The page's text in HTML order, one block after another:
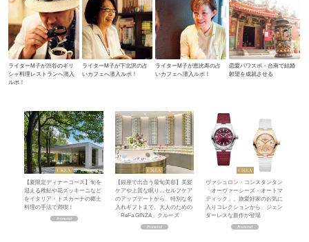
ライターM子が渋谷のギリ
シャ料理レストランへ潜入
ルポ！
ライターM子が下北沢の占
いカフェへ潜入ルポ！
ライターM子が恵比寿の占
いカフェへ潜入ルポ！
恋愛パワスポ・台南で結婚
願望を成就させる
【夏限定ディナーコース】旬を
迎える稚鮎や花ズッキーニなど
をイタリア・トスカーナの郷土
料理の手法で満喫！
【銀座で出合う最旬美容】美髪
ケアや上質な眠り…セルフケア
のアップデートから、特別な名
入れギフトまで。大人のための
「ReFa GINZA」クルーズ
ヴァシュロン・コンスタンタン
「オーヴァーシーズ・オートマ
ティック」。旅愛好家のお気に
入りコレクションから、ジェン
ダーレスな新作が登場